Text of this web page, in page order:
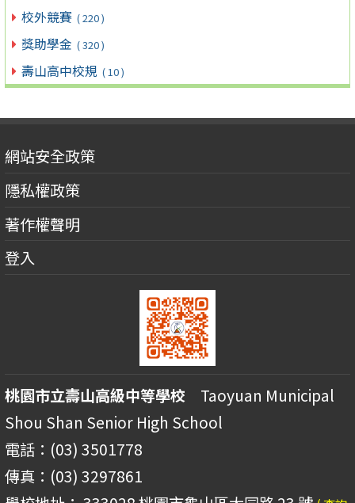
校外競賽 ( 220 )
獎助學金 ( 320 )
壽山高中校規 ( 10 )
網站安全政策
隱私權政策
著作權聲明
登入
桃園市立壽山高級中等學校 Taoyuan Municipal
Shou Shan Senior High School
電話：(03) 3501778
傳真：(03) 3297861